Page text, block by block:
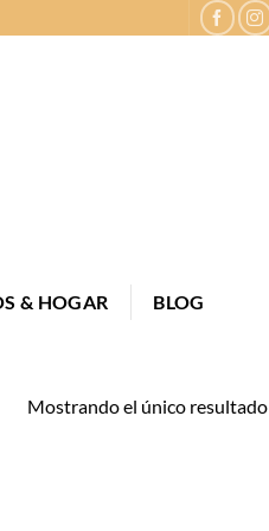
& HOGAR BLOG
Mostrando el único resultado